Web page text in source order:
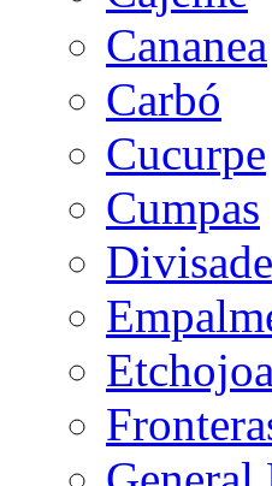
Cananea
Carbó
Cucurpe
Cumpas
Etchojoa